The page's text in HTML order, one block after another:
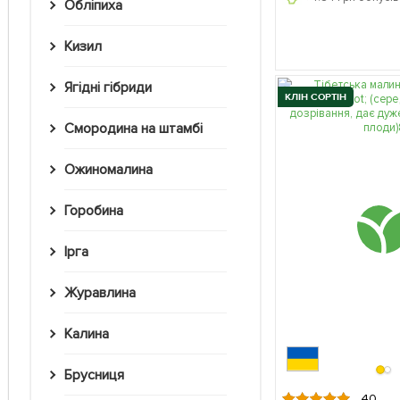
Обліпиха
Кизил
Ягідні гібриди
Смородина на штамбі
Ожиномалина
Горобина
Ірга
Журавлина
Калина
Брусниця
КЛІН СОРТІН